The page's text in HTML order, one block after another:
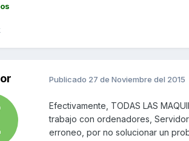
Publicado 27 de Noviembre del 2015
Efectivamente, TODAS LAS
trabajo con ordenadores,
erroneo, por no solucionar un